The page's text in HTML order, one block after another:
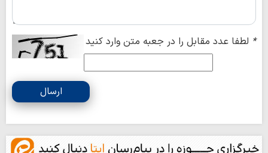
* لطفا عدد مقابل را در جعبه متن وارد کنید
ارسال